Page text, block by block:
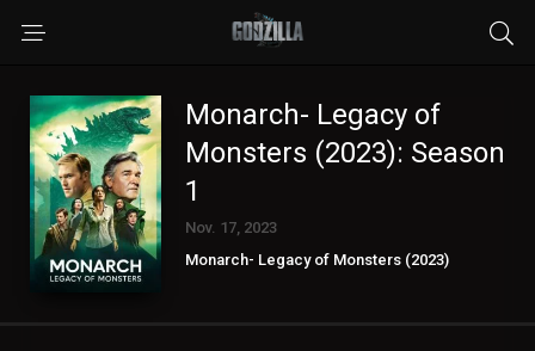
Monarch- Legacy of
Monsters (2023): Season
1
Nov. 17, 2023
Monarch- Legacy of Monsters (2023)